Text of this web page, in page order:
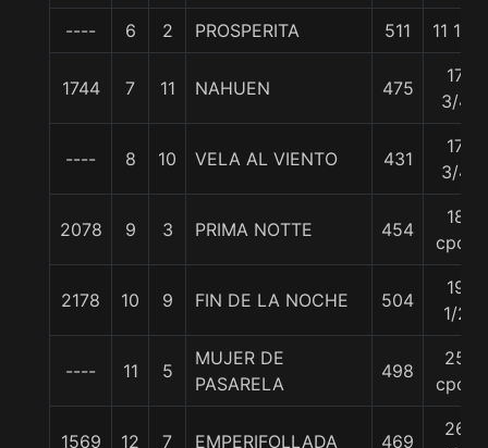
---- 6 2 PROSPERITA 511 11 1/4
1744 7 11 NAHUEN 475
17
3/4
---- 8 10 VELA AL VIENTO 431
17
3/4
2078 9 3 PRIMA NOTTE 454
18
cpos
2178 10 9 FIN DE LA NOCHE 504
19
1/2
---- 11 5
MUJER DE
PASARELA
498
25
cpos
1569 12 7 EMPERIFOLLADA 469
26